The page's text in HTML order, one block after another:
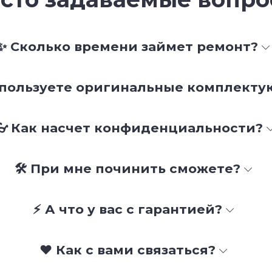
Сколько времени займет ремонт?
оригинальные
Как насчет конфиденциальности?
🛠 При мне починить сможете?
⚡ А что у вас с гарантией?
❤️ Как с вами связаться?